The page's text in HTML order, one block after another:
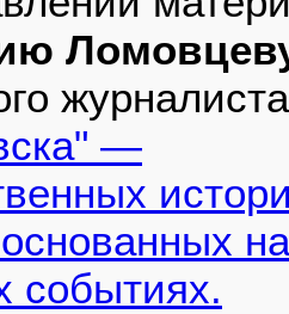
—
на
событиях.